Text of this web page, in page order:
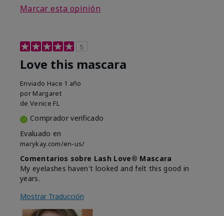
Marcar esta opinión
5
Love this mascara
Enviado Hace 1 año
por Margaret
de Venice FL
Comprador verificado
Evaluado en
marykay.com/en-us/
Comentarios sobre Lash Love® Mascara
My eyelashes haven't looked and felt this good in
years.
Mostrar Traducción